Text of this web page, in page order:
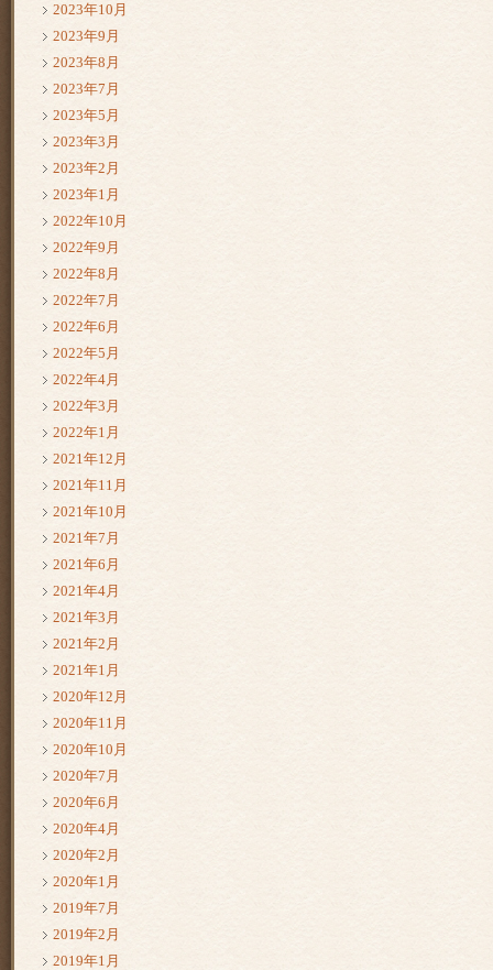
2023年10月
2023年9月
2023年8月
2023年7月
2023年5月
2023年3月
2023年2月
2023年1月
2022年10月
2022年9月
2022年8月
2022年7月
2022年6月
2022年5月
2022年4月
2022年3月
2022年1月
2021年12月
2021年11月
2021年10月
2021年7月
2021年6月
2021年4月
2021年3月
2021年2月
2021年1月
2020年12月
2020年11月
2020年10月
2020年7月
2020年6月
2020年4月
2020年2月
2020年1月
2019年7月
2019年2月
2019年1月